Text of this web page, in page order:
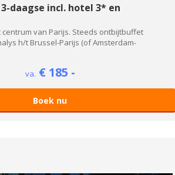
daagse incl. hotel 3* en
van Parijs. Steeds ontbijtbuffet
h/t Brussel-Parijs (of Amsterdam-
va. € 185 -
Boek nu